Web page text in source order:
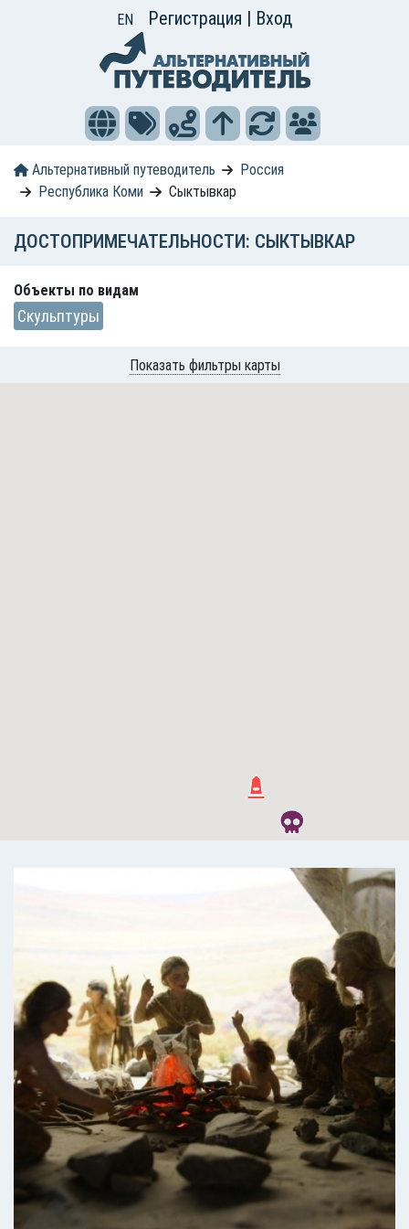
EN Регистрация | Вход
Альтернативный путеводитель
Россия
Республика Коми
Сыктывкар
ДОСТОПРИМЕЧАТЕЛЬНОСТИ: СЫКТЫВКАР
Объекты по видам
Скульптуры
Показать фильтры карты